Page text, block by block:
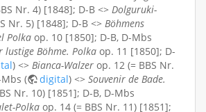
Nr. 4) [1848]; D-B <> Dolguruki-
Nr. 5) [1848]; D-B <> Böhmens
Polka op. 10 [1850]; D-B, D-Mbs
lustige Böhme. Polka op. 11 [1850]; D-
) <> Bianca-Walzer op. 12 (= BBS Nr.
(
digital) <> Souvenir de Bade.
Nr. 10) [1851]; D-B, D-Mbs
Polka op. 14 (= BBS Nr. 11) [1851];